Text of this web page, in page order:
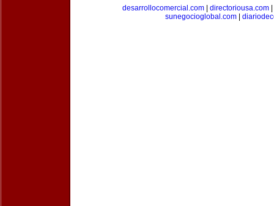
desarrollocomercial.com
directoriousa.com
sunegocioglobal.com|